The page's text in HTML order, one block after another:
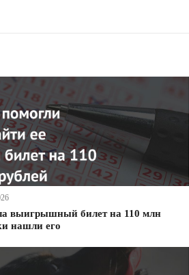
выигрышный билет на 110 млн
нашли его